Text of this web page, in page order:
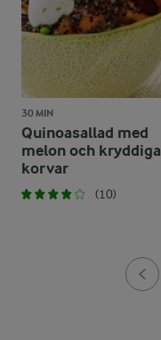
30 MIN
Quinoasallad med
melon och kryddiga
korvar
(10)